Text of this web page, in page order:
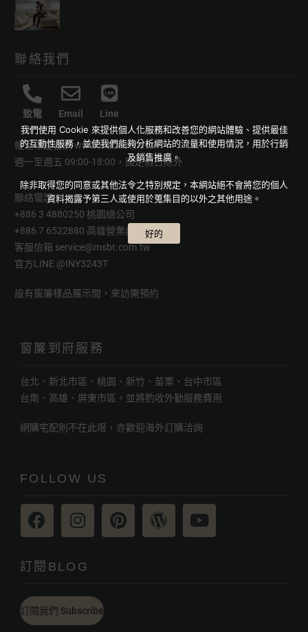
聯絡我們
致電 Email Line
幔室布緹官網www.msbt.com.tw
週一至週五 09:00-18:00，國定假日除外
聯絡電話
+886 3 4880250 桃園總公司
+886 7 6522880 高雄營業處
客服信箱 service@msbt.com.tw
官方LINE @INY3243T
設有窗簾樣品展示間，來訪需預約
窗簾到府服務
台北、新北市區、桃園、新竹、苗栗、台中市區
台南、高雄、屏東市區，並將酌收外勤服務費用
網購宅配則不在此限，亦歡迎海外訂購洽詢
FOLLOW US
訂閱BLOG
訂閱我們 Subscribe
我們使用 Cookie 來提供個人化服務和改善您的網站體驗、提供最佳
的互動性服務，並使我們能夠分析網站的流量和使用情況，用於行銷
及銷售推廣。
除非取得您的同意或其他法令之特別規定，本網站絕不會將您的個人
資料揭露予第三人或使用於蒐集目的以外之其他用途。
好的